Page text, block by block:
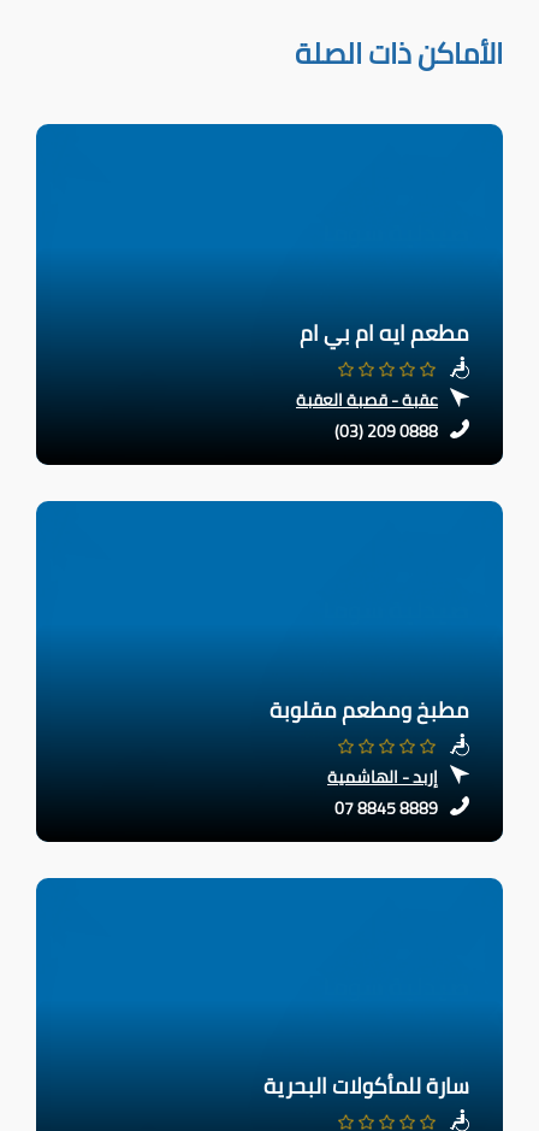
الأماكن ذات الصلة
مطعم ايه ام بي ام
عقبة - قصبة العقبة
(03) 209 0888
مطبخ ومطعم مقلوبة
إربد - الهاشمية
07 8845 8889
سارة للمأكولات البحرية